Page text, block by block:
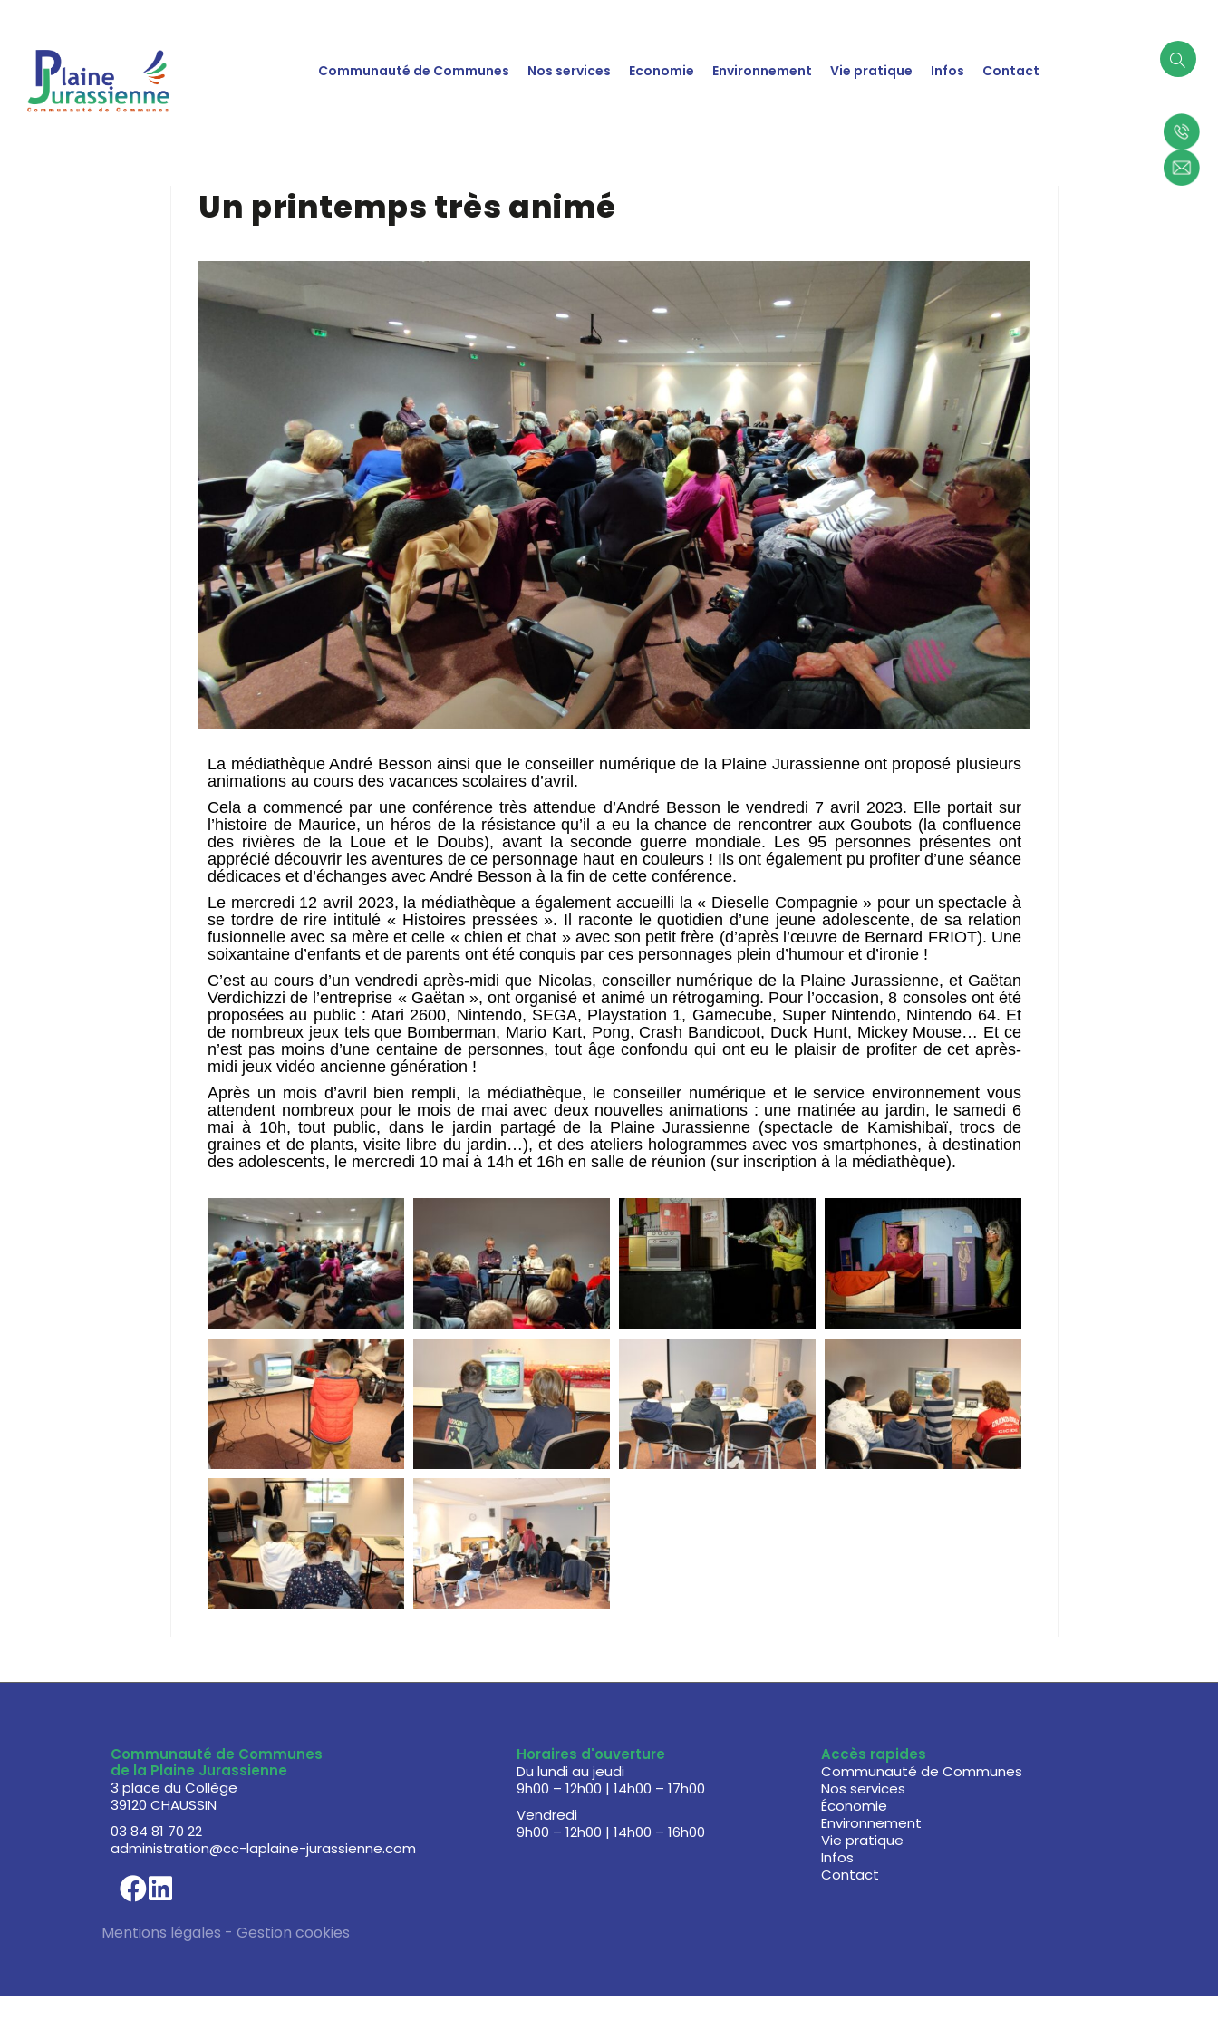
Communauté de Communes Nos services Economie Environnement Vie pratique Infos Contact
Un printemps très animé
La médiathèque André Besson ainsi que le conseiller numérique de la Plaine Jurassienne ont proposé plusieurs
animations au cours des vacances scolaires d’avril.
Cela a commencé par une conférence très attendue d’André Besson le vendredi 7 avril 2023. Elle portait sur
l’histoire de Maurice, un héros de la résistance qu’il a eu la chance de rencontrer aux Goubots (la confluence
des rivières de la Loue et le Doubs), avant la seconde guerre mondiale. Les 95 personnes présentes ont
apprécié découvrir les aventures de ce personnage haut en couleurs ! Ils ont également pu profiter d’une séance
dédicaces et d’échanges avec André Besson à la fin de cette conférence.
Le mercredi 12 avril 2023, la médiathèque a également accueilli la « Dieselle Compagnie » pour un spectacle à
se tordre de rire intitulé « Histoires pressées ». Il raconte le quotidien d’une jeune adolescente, de sa relation
fusionnelle avec sa mère et celle « chien et chat » avec son petit frère (d’après l’œuvre de Bernard FRIOT). Une
soixantaine d’enfants et de parents ont été conquis par ces personnages plein d’humour et d’ironie !
C’est au cours d’un vendredi après-midi que Nicolas, conseiller numérique de la Plaine Jurassienne, et Gaëtan
Verdichizzi de l’entreprise « Gaëtan », ont organisé et animé un rétrogaming. Pour l’occasion, 8 consoles ont été
proposées au public : Atari 2600, Nintendo, SEGA, Playstation 1, Gamecube, Super Nintendo, Nintendo 64. Et
de nombreux jeux tels que Bomberman, Mario Kart, Pong, Crash Bandicoot, Duck Hunt, Mickey Mouse… Et ce
n’est pas moins d’une centaine de personnes, tout âge confondu qui ont eu le plaisir de profiter de cet après-
midi jeux vidéo ancienne génération !
Après un mois d’avril bien rempli, la médiathèque, le conseiller numérique et le service environnement vous
attendent nombreux pour le mois de mai avec deux nouvelles animations : une matinée au jardin, le samedi 6
mai à 10h, tout public, dans le jardin partagé de la Plaine Jurassienne (spectacle de Kamishibaï, trocs de
graines et de plants, visite libre du jardin…), et des ateliers hologrammes avec vos smartphones, à destination
des adolescents, le mercredi 10 mai à 14h et 16h en salle de réunion (sur inscription à la médiathèque).
Communauté de Communes
de la Plaine Jurassienne
3 place du Collège
39120 CHAUSSIN
03 84 81 70 22
administration@cc-laplaine-jurassienne.com
Horaires d'ouverture
Du lundi au jeudi
9h00 – 12h00 | 14h00 – 17h00
Vendredi
9h00 – 12h00 | 14h00 – 16h00
Accès rapides
Communauté de Communes
Nos services
Économie
Environnement
Vie pratique
Infos
Contact
Mentions légales - Gestion cookies